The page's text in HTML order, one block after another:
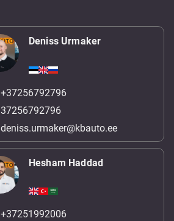
Deniss Urmaker
+37256792796
37256792796
deniss.urmaker@kbauto.ee
Hesham Haddad
+37251992006